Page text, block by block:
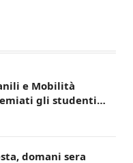
e Mobilità
gli studenti
“La strada
domani sera